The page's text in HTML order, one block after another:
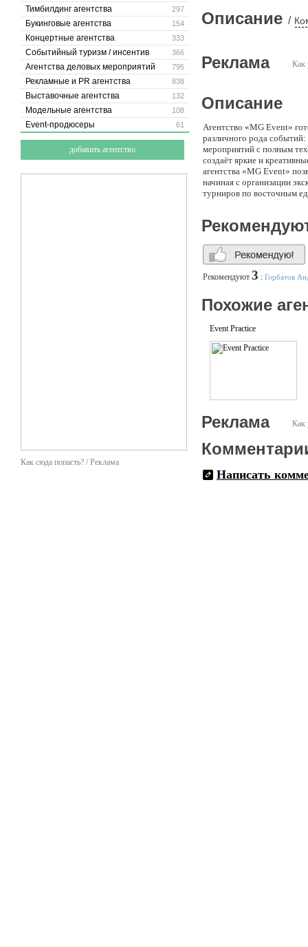
297
Тимбилдинг агентства
154
Букинговые агентства
333
Концертные агентства
366
Событийный туризм / инсентив
795
Агентства деловых мероприятий
838
Рекламные и PR агентства
132
Выставочные агентства
108
Модельные агентства
61
Event-продюсеры
добавить агентство
Как сюда попасть? / Реклама
Описание /
Как
Реклама
Описание
Агентство «MG Event»
различного рода
мероприятий с полным
создаёт яркие и
агентства «MG Event»
начиная с организации
турниров по восточным
«экономичные» проекты
не расширение
долгосрочное
бизнеса, мы можем
политиков, актёров
коллектив создаст для
с печатной и сувенирной
подготовки и
– от разработки
воплощения - с подбора
- с предоставления всех
Заказчика самых
приглашения лучших
увековечивания
сопровождения всех
проведением Вашего
Рекомендуют 3 : Горбатов
Похожие
Event Practice
Как
Реклама
Написать